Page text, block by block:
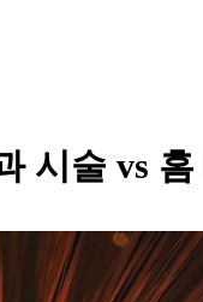
시술 vs 홈